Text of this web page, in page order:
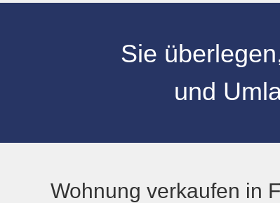
Sie
und
Wohnung verkaufen in